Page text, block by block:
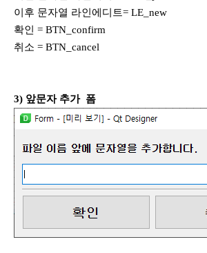
이후 문자열 라인에디트= LE_new
확인 = BTN_confirm
취소 = BTN_cancel
3) 앞문자 추가 폼